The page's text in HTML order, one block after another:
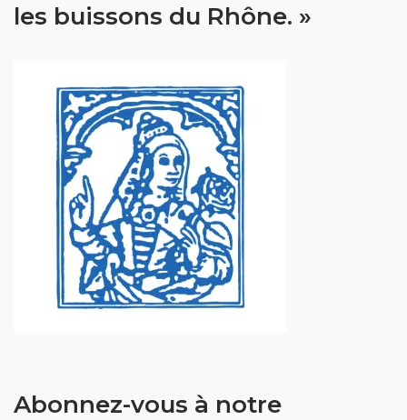
les buissons du Rhône. »
Abonnez-vous à notre